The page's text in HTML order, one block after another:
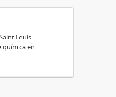
Louis
química en